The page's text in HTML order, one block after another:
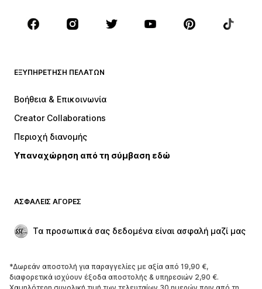
Αξεσουάρ
Premium
ΝΕΑ
Εσώρουχα
Παλτό
Φούστες
Περιστάσεις
Aποκλειστικά
ΠΑΠΟΎΤΣΙΑ
ΕΞΥΠΗΡΈΤΗΣΗ ΠΕΛΑΤΏΝ
Βοήθεια & Επικοινωνία
Creator Collaborations
Περιοχή διανομής
Υπαναχώρηση από τη σύμβαση εδώ
ΑΣΦΑΛΕΊΣ ΑΓΟΡΈΣ
Τα προσωπικά σας δεδομένα είναι ασφαλή μαζί μας
*Δωρεάν αποστολή για παραγγελίες με αξία από 19,90 €,
διαφορετικά ισχύουν έξοδα αποστολής & υπηρεσιών 2,90 €.